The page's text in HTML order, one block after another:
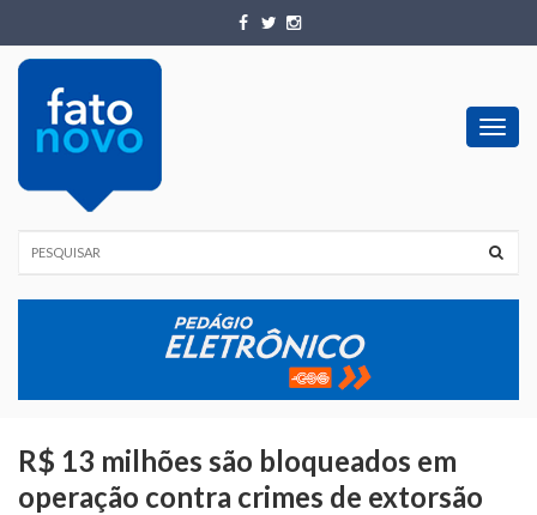
R$ 13 milhões são bloqueados em
operação contra crimes de extorsão